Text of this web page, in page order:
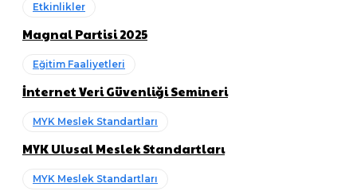
Etkinlikler
Magnal Partisi 2025
Eğitim Faaliyetleri
İnternet Veri Güvenliği Semineri
MYK Meslek Standartları
MYK Ulusal Meslek Standartları
MYK Meslek Standartları